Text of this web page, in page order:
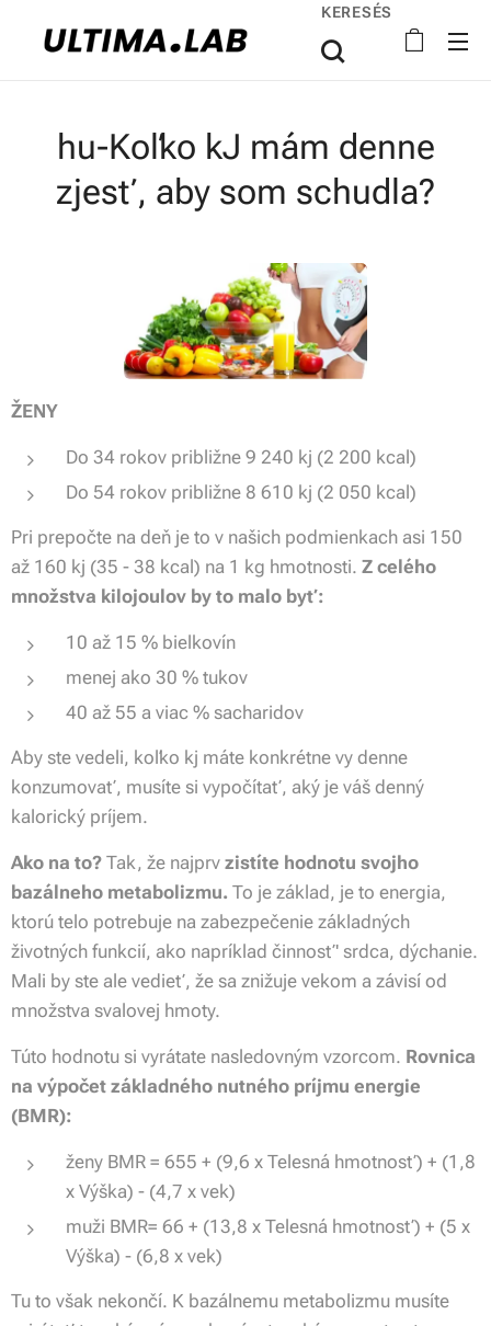
KERESÉS
hu-Koľko kJ mám denne
zjesť, aby som schudla?
ŽENY
Do 34 rokov približne 9 240 kj (2 200 kcal)
Do 54 rokov približne 8 610 kj (2 050 kcal)
Pri prepočte na deň je to v našich podmienkach asi 150
až 160 kj (35 - 38 kcal) na 1 kg hmotnosti. Z celého
množstva kilojoulov by to malo byť:
10 až 15 % bielkovín
menej ako 30 % tukov
40 až 55 a viac % sacharidov
Aby ste vedeli, koľko kj máte konkrétne vy denne
konzumovať, musíte si vypočítať, aký je váš denný
kalorický príjem.
Ako na to? Tak, že najprv zistíte hodnotu svojho
bazálneho metabolizmu. To je základ, je to energia,
ktorú telo potrebuje na zabezpečenie základných
životných funkcií, ako napríklad činnosť' srdca, dýchanie.
Mali by ste ale vedieť, že sa znižuje vekom a závisí od
množstva svalovej hmoty.
Túto hodnotu si vyrátate nasledovným vzorcom. Rovnica
na výpočet základného nutného príjmu energie
(BMR):
ženy BMR = 655 + (9,6 x Telesná hmotnosť) + (1,8
x Výška) - (4,7 x vek)
muži BMR= 66 + (13,8 x Telesná hmotnosť) + (5 x
Výška) - (6,8 x vek)
Tu to však nekončí. K bazálnemu metabolizmu musíte